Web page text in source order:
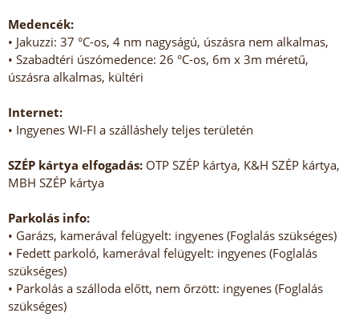
Medencék:
• Jakuzzi: 37 °C-os, 4 nm nagyságú, úszásra nem alkalmas,
• Szabadtéri úszómedence: 26 °C-os, 6m x 3m méretű,
úszásra alkalmas, kültéri
Internet:
• Ingyenes WI-FI a szálláshely teljes területén
SZÉP kártya elfogadás: OTP SZÉP kártya, K&H SZÉP kártya,
MBH SZÉP kártya
Parkolás info:
• Garázs, kamerával felügyelt: ingyenes (Foglalás szükséges)
• Fedett parkoló, kamerával felügyelt: ingyenes (Foglalás
szükséges)
• Parkolás a szálloda előtt, nem őrzött: ingyenes (Foglalás
szükséges)